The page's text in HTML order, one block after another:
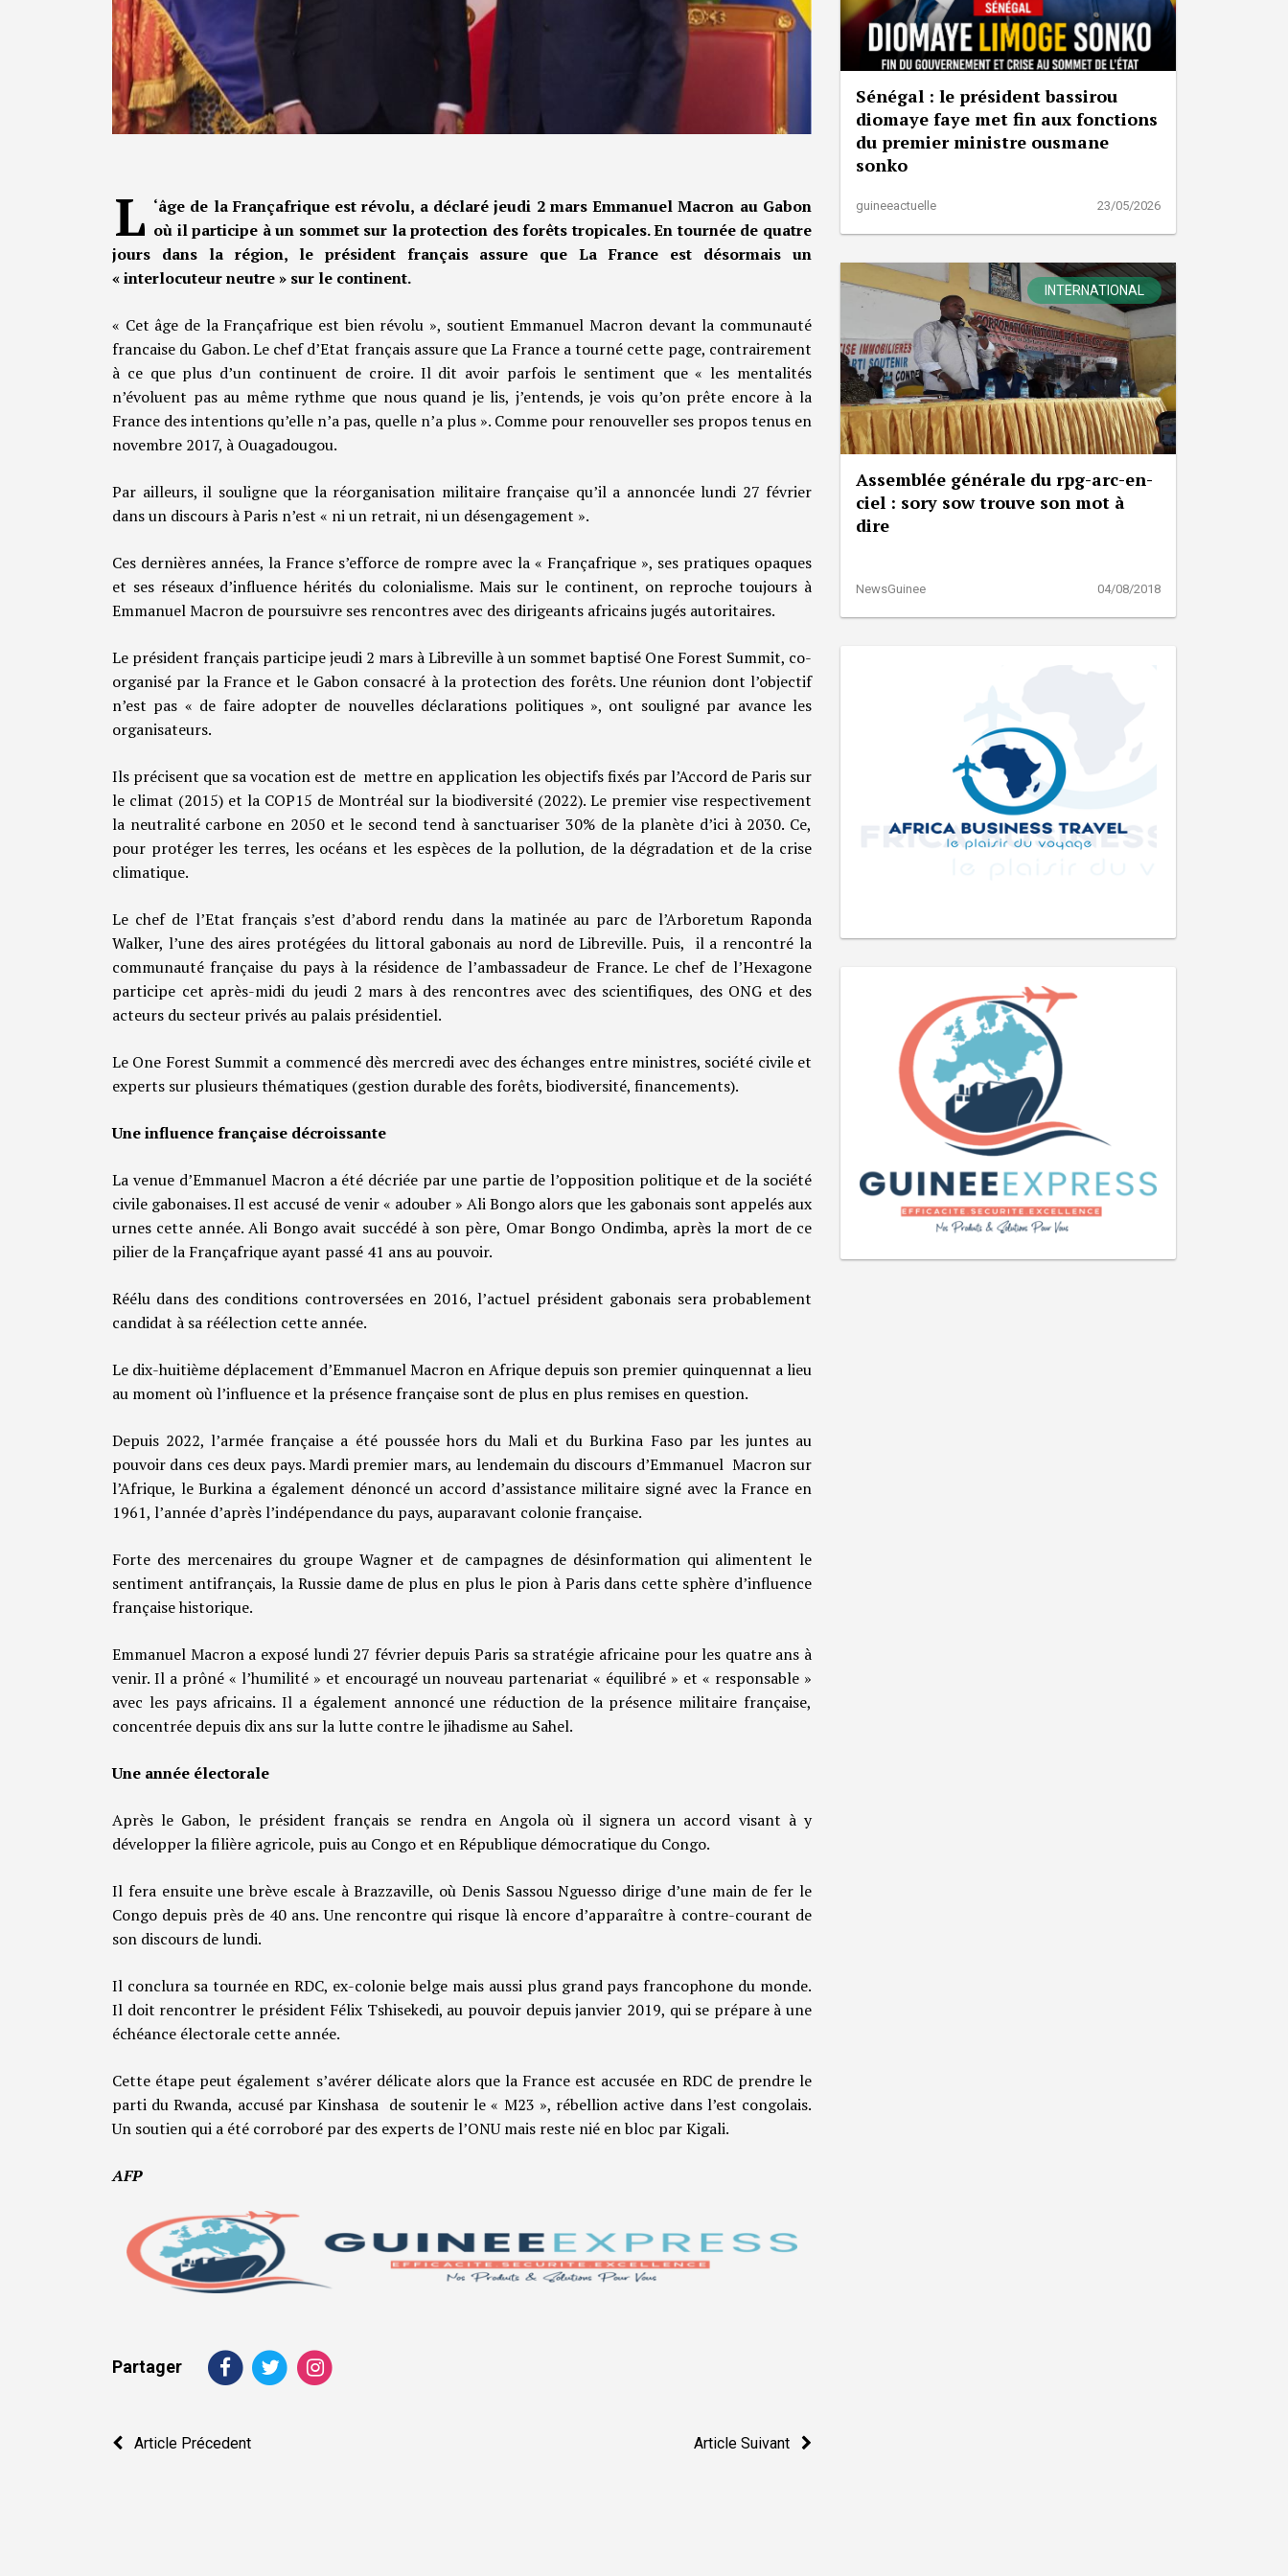
L ‘âge de la Françafrique est révolu, a déclaré jeudi 2 mars Emmanuel Macron au Gabon
où il participe à un sommet sur la protection des forêts tropicales. En tournée de quatre
jours dans la région, le président français assure que La France est désormais un
« interlocuteur neutre » sur le continent.
« Cet âge de la Françafrique est bien révolu », soutient Emmanuel Macron devant la communauté
francaise du Gabon. Le chef d’Etat français assure que La France a tourné cette page, contrairement
à ce que plus d’un continuent de croire. Il dit avoir parfois le sentiment que « les mentalités
n’évoluent pas au même rythme que nous quand je lis, j’entends, je vois qu’on prête encore à la
France des intentions qu’elle n’a pas, quelle n’a plus ». Comme pour renouveller ses propos tenus en
novembre 2017, à Ouagadougou.
Par ailleurs, il souligne que la réorganisation militaire française qu’il a annoncée lundi 27 février
dans un discours à Paris n’est « ni un retrait, ni un désengagement ».
Ces dernières années, la France s’efforce de rompre avec la « Françafrique », ses pratiques opaques
et ses réseaux d’influence hérités du colonialisme. Mais sur le continent, on reproche toujours à
Emmanuel Macron de poursuivre ses rencontres avec des dirigeants africains jugés autoritaires.
Le président français participe jeudi 2 mars à Libreville à un sommet baptisé One Forest Summit, co-
organisé par la France et le Gabon consacré à la protection des forêts. Une réunion dont l’objectif
n’est pas « de faire adopter de nouvelles déclarations politiques », ont souligné par avance les
organisateurs.
Ils précisent que sa vocation est de mettre en application les objectifs fixés par l’Accord de Paris sur
le climat (2015) et la COP15 de Montréal sur la biodiversité (2022). Le premier vise respectivement
la neutralité carbone en 2050 et le second tend à sanctuariser 30% de la planète d’ici à 2030. Ce,
pour protéger les terres, les océans et les espèces de la pollution, de la dégradation et de la crise
climatique.
Le chef de l’Etat français s’est d’abord rendu dans la matinée au parc de l’Arboretum Raponda
Walker, l’une des aires protégées du littoral gabonais au nord de Libreville. Puis, il a rencontré la
communauté française du pays à la résidence de l’ambassadeur de France. Le chef de l’Hexagone
participe cet après-midi du jeudi 2 mars à des rencontres avec des scientifiques, des ONG et des
acteurs du secteur privés au palais présidentiel.
Le One Forest Summit a commencé dès mercredi avec des échanges entre ministres, société civile et
experts sur plusieurs thématiques (gestion durable des forêts, biodiversité, financements).
Une influence française décroissante
La venue d’Emmanuel Macron a été décriée par une partie de l’opposition politique et de la société
civile gabonaises. Il est accusé de venir « adouber » Ali Bongo alors que les gabonais sont appelés aux
urnes cette année. Ali Bongo avait succédé à son père, Omar Bongo Ondimba, après la mort de ce
pilier de la Françafrique ayant passé 41 ans au pouvoir.
Réélu dans des conditions controversées en 2016, l’actuel président gabonais sera probablement
candidat à sa réélection cette année.
Le dix-huitième déplacement d’Emmanuel Macron en Afrique depuis son premier quinquennat a lieu
au moment où l’influence et la présence française sont de plus en plus remises en question.
Depuis 2022, l’armée française a été poussée hors du Mali et du Burkina Faso par les juntes au
pouvoir dans ces deux pays. Mardi premier mars, au lendemain du discours d’Emmanuel Macron sur
l’Afrique, le Burkina a également dénoncé un accord d’assistance militaire signé avec la France en
1961, l’année d’après l’indépendance du pays, auparavant colonie française.
Forte des mercenaires du groupe Wagner et de campagnes de désinformation qui alimentent le
sentiment antifrançais, la Russie dame de plus en plus le pion à Paris dans cette sphère d’influence
française historique.
Emmanuel Macron a exposé lundi 27 février depuis Paris sa stratégie africaine pour les quatre ans à
venir. Il a prôné « l’humilité » et encouragé un nouveau partenariat « équilibré » et « responsable »
avec les pays africains. Il a également annoncé une réduction de la présence militaire française,
concentrée depuis dix ans sur la lutte contre le jihadisme au Sahel.
Une année électorale
Après le Gabon, le président français se rendra en Angola où il signera un accord visant à y
développer la filière agricole, puis au Congo et en République démocratique du Congo.
Il fera ensuite une brève escale à Brazzaville, où Denis Sassou Nguesso dirige d’une main de fer le
Congo depuis près de 40 ans. Une rencontre qui risque là encore d’apparaître à contre-courant de
son discours de lundi.
Il conclura sa tournée en RDC, ex-colonie belge mais aussi plus grand pays francophone du monde.
Il doit rencontrer le président Félix Tshisekedi, au pouvoir depuis janvier 2019, qui se prépare à une
échéance électorale cette année.
Cette étape peut également s’avérer délicate alors que la France est accusée en RDC de prendre le
parti du Rwanda, accusé par Kinshasa de soutenir le « M23 », rébellion active dans l’est congolais.
Un soutien qui a été corroboré par des experts de l’ONU mais reste nié en bloc par Kigali.
AFP
Partager
Navigation
Article Précedent Article Suivant
Sénégal : le président bassirou
diomaye faye met fin aux fonctions
du premier ministre ousmane
sonko
guineeactuelle 23/05/2026
INTERNATIONAL
Assemblée générale du rpg-arc-en-
ciel : sory sow trouve son mot à
dire
NewsGuinee 04/08/2018